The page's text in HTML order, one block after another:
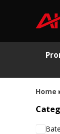
Home